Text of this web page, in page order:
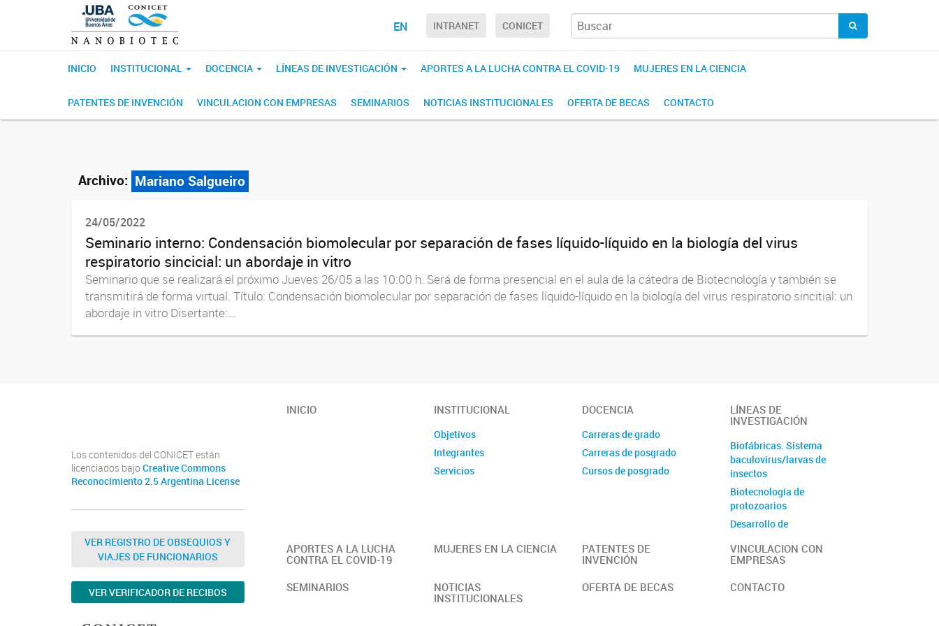
EN INTRANET CONICET
INICIO INSTITUCIONAL DOCENCIA LÍNEAS DE INVESTIGACIÓN APORTES A LA LUCHA CONTRA EL COVID-19 MUJERES EN LA CIENCIA
PATENTES DE INVENCIÓN VINCULACION CON EMPRESAS SEMINARIOS NOTICIAS INSTITUCIONALES OFERTA DE BECAS CONTACTO
Archivo: Mariano Salgueiro
24/05/2022
Seminario interno: Condensación biomolecular por separación de fases líquido-líquido en la biología del virus
respiratorio sincicial: un abordaje in vitro
Seminario que se realizará el próximo Jueves 26/05 a las 10:00 h. Será de forma presencial en el aula de la cátedra de Biotecnología y también se
transmitirá de forma virtual. Título: Condensación biomolecular por separación de fases líquido-líquido en la biología del virus respiratorio sincitial: un
abordaje in vitro Disertante:...
Los contenidos del CONICET están
licenciados bajo Creative Commons
Reconocimiento 2.5 Argentina License
VER REGISTRO DE OBSEQUIOS Y
VIAJES DE FUNCIONARIOS
VER VERIFICADOR DE RECIBOS
INICIO INSTITUCIONAL
Objetivos
Integrantes
Servicios
DOCENCIA
Carreras de grado
Carreras de posgrado
Cursos de posgrado
LÍNEAS DE
INVESTIGACIÓN
Biofábricas. Sistema
baculovirus/larvas de
insectos
Biotecnología de
protozoarios
Desarrollo de
Diversidad Microbiana
ligandos
APORTES A LA LUCHA
CONTRA EL COVID-19
MUJERES EN LA CIENCIA
PATENTES DE
INVENCIÓN
VINCULACION CON
EMPRESAS
SEMINARIOS
NOTICIAS
INSTITUCIONALES
OFERTA DE BECAS CONTACTO